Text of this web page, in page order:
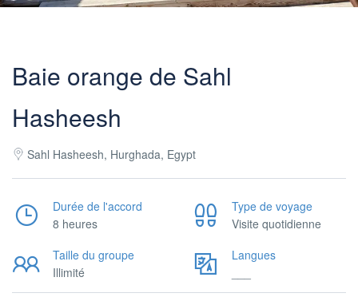
Baie orange de Sahl
Hasheesh
Sahl Hasheesh, Hurghada, Egypt
Durée de l'accord
8 heures
Type de voyage
Visite quotidienne
Taille du groupe
Illimité
Langues